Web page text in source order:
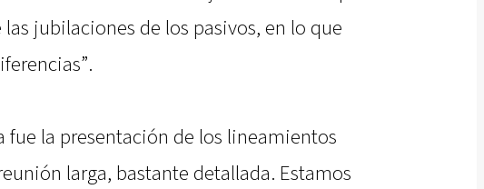
jubilaciones de los pasivos, en lo que
fue la presentación de los lineamientos
larga, bastante detallada. Estamos